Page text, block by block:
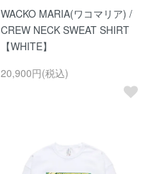
WACKO MARIA(ワコマリア) /
CREW NECK SWEAT SHIRT
【WHITE】
20,900円(税込)